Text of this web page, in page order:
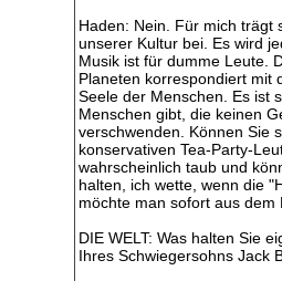
Haden: Nein. Für mich trägt
unserer Kultur bei. Es wird
Musik ist für dumme Leute.
Planeten korrespondiert mit
Seele der Menschen. Es ist
Menschen gibt, die keinen
verschwenden. Können Sie
konservativen Tea-Party-
wahrscheinlich taub und
halten, ich wette, wenn die
möchte man sofort aus dem
DIE WELT: Was halten Sie
Ihres Schwiegersohns Jack